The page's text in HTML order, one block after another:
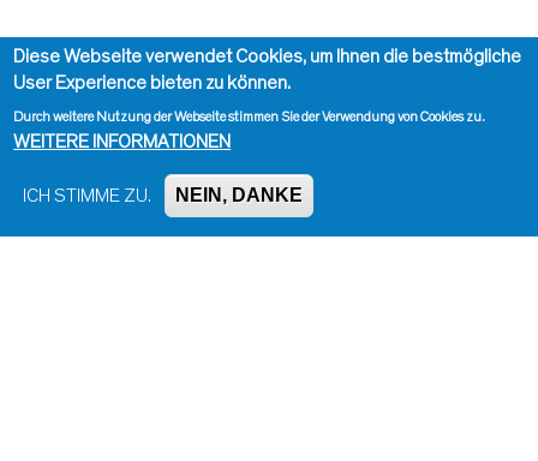
Diese Webseite verwendet Cookies, um Ihnen die bestmögliche
User Experience bieten zu können.
Durch weitere Nutzung der Webseite stimmen Sie der Verwendung von Cookies zu.
WEITERE INFORMATIONEN
ICH STIMME ZU. NEIN, DANKE